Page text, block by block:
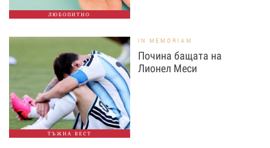
ЛЮБОПИТНО
ТЪЖНА ВЕСТ
IN MEMORIAM
Почина бащата на
Лионел Меси